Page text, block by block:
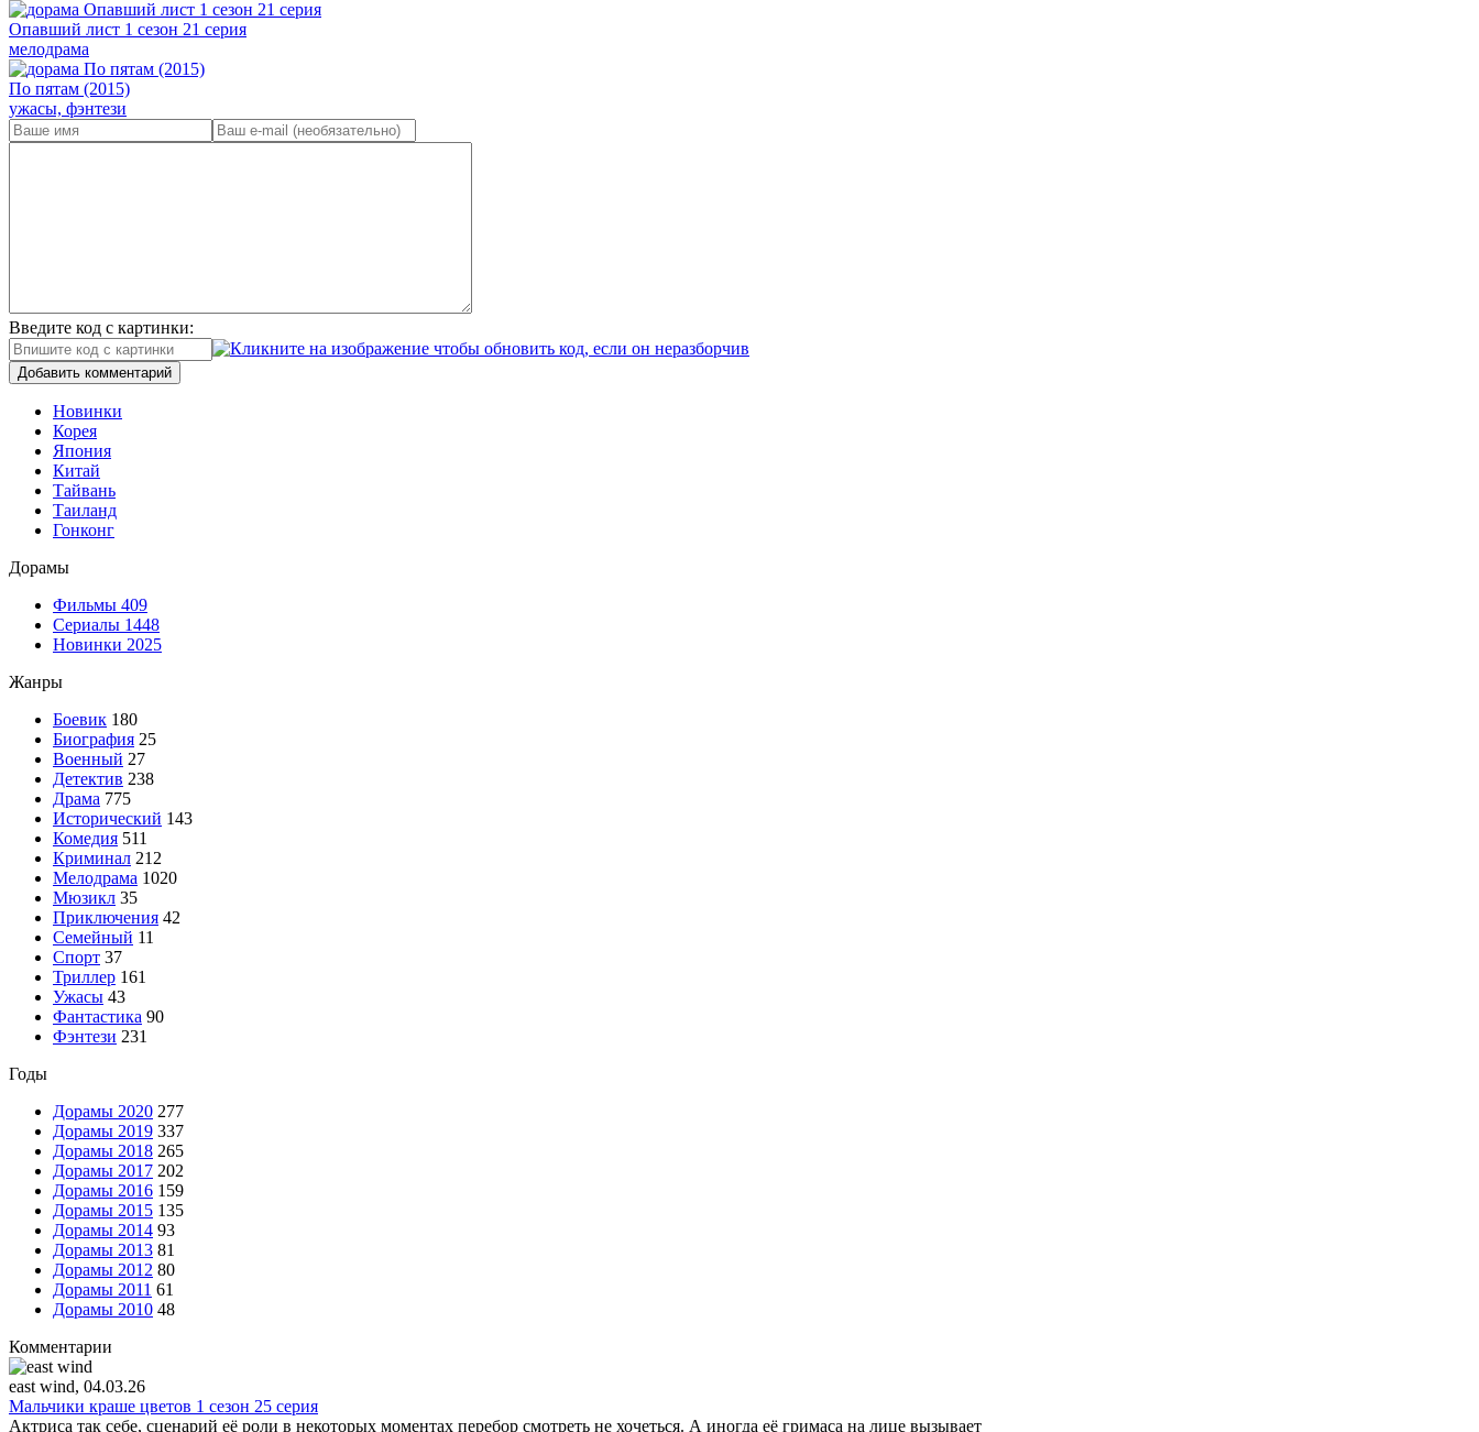
Опавший лист 1 сезон 21 серия
мелодрама
По пятам (2015)
ужасы, фэнтези
Введите код с картинки:
Добавить комментарий
Новинки
Корея
Япония
Китай
Тайвань
Таиланд
Гонконг
Дорамы
Фильмы 409
Сериалы 1448
Новинки 2025
Жанры
Боевик 180
Биография 25
Военный 27
Детектив 238
Драма 775
Исторический 143
Комедия 511
Криминал 212
Мелодрама 1020
Мюзикл 35
Приключения 42
Семейный 11
Спорт 37
Триллер 161
Ужасы 43
Фантастика 90
Фэнтези 231
Годы
Дорамы 2020 277
Дорамы 2019 337
Дорамы 2018 265
Дорамы 2017 202
Дорамы 2016 159
Дорамы 2015 135
Дорамы 2014 93
Дорамы 2013 81
Дорамы 2012 80
Дорамы 2011 61
Дорамы 2010 48
Комментарии
east wind, 04.03.26
Мальчики краше цветов 1 сезон 25 серия
Актриса так себе, сценарий её роли в некоторых моментах перебор смотреть не хочеться. А иногда её гримаса на лице вызывает